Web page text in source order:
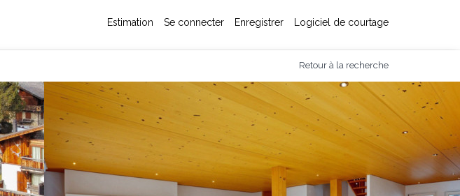
Estimation Se connecter Enregistrer Logiciel de courtage
Retour à la recherche